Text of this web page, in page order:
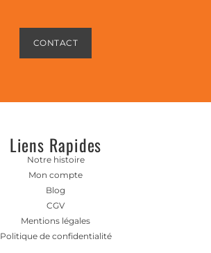
CONTACT
Liens Rapides
Notre histoire
Mon compte
Blog
CGV
Mentions légales
Politique de confidentialité